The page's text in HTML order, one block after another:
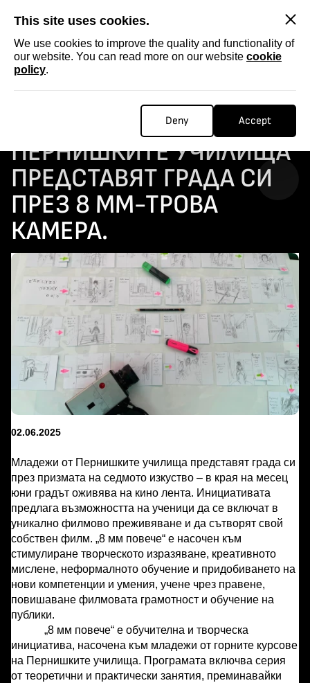
This site uses cookies.
We use cookies to improve the quality and functionality of
our website. You can read more on our website cookie
policy.
Deny Accept
Младежи от Пернишките училища представят града си през 8 мм-трова камера.
МЛАДЕЖИ ОТ
ПЕРНИШКИТЕ УЧИЛИЩА
ПРЕДСТАВЯТ ГРАДА СИ
ПРЕЗ 8 ММ-ТРОВА
КАМЕРА.
02.06.2025
Младежи от Пернишките училища представят града си
през призмата на седмото изкуство – в края на месец
юни градът оживява на кино лента. Инициативата
предлага възможността на ученици да се включат в
уникално филмово преживяване и да сътворят свой
собствен филм. „8 мм повече“ е насочен към
стимулиране творческото изразяване, креативното
мислене, неформалното обучение и придобиването на
нови компетенции и умения, учене чрез правене,
повишаване филмовата грамотност и обучение на
публики.
„8 мм повече“ е обучителна и творческа
инициатива, насочена към младежи от горните курсове
на Пернишките училища. Програмата включва серия
от теоретични и практически занятия, преминавайки